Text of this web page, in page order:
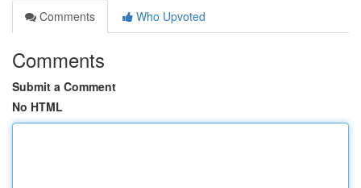
Comments
Who Upvoted
Comments
Submit a Comment
No HTML